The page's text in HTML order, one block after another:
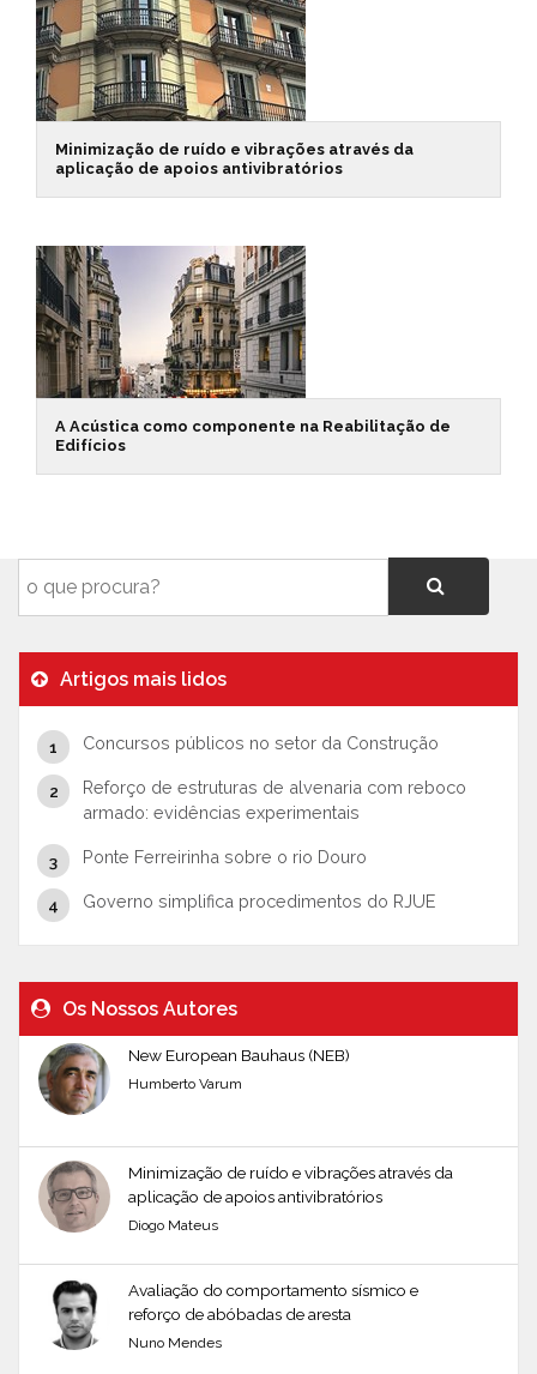
Minimização de ruído e vibrações através da
aplicação de apoios antivibratórios
A Acústica como componente na Reabilitação de
Edifícios
Artigos mais lidos
Concursos públicos no setor da Construção
Reforço de estruturas de alvenaria com reboco
armado: evidências experimentais
Ponte Ferreirinha sobre o rio Douro
Governo simplifica procedimentos do RJUE
Os Nossos Autores
New European Bauhaus (NEB)
Humberto Varum
Minimização de ruído e vibrações através da
aplicação de apoios antivibratórios
Diogo Mateus
Avaliação do comportamento sísmico e
reforço de abóbadas de aresta
Nuno Mendes